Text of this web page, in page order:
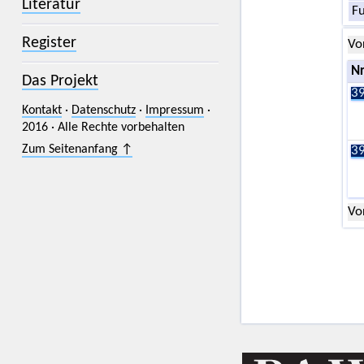
Literatur
Register
Das Projekt
Kontakt· Datenschutz· Impressum ·
2016 · Alle Rechte vorbehalten
Zum Seitenanfang ↑